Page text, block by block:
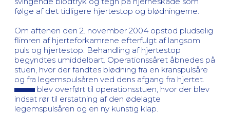
følge af det tidligere hjertestop og blødningerne.
Om aftenen den 2. november 2004 opstod pludselig
flimren af hjerteforkamrene efterfulgt af langsom
puls og hjertestop. Behandling af hjertestop
begyndtes umiddelbart. Operationssåret åbnedes på
stuen, hvor der fandtes blødning fra en kranspulsåre
og fra legemspulsåren ved dens afgang fra hjertet.
blev overført til operationsstuen, hvor der blev
indsat rør til erstatning af den ødelagte
legemspulsåren og en ny kunstig klap.